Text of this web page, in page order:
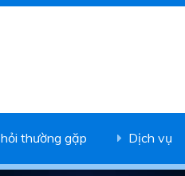
thường gặp Dịch vụ